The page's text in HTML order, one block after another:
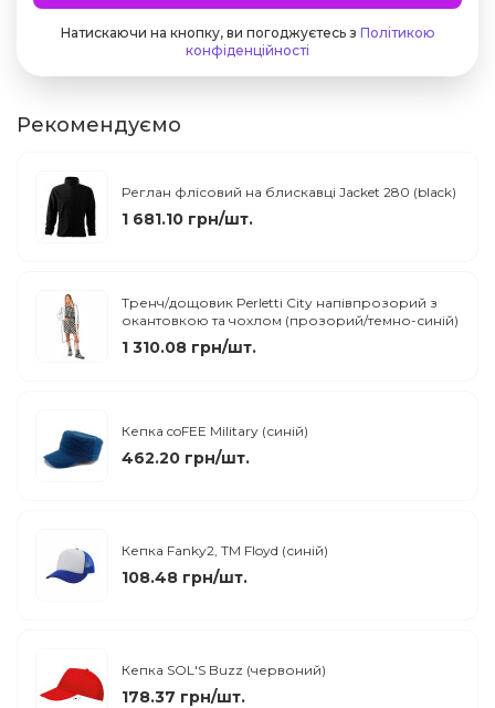
Натискаючи на кнопку, ви погоджуєтесь з Політикою
конфіденційності
Рекомендуємо
Реглан флісовий на блискавці Jacket 280 (black)
1 681.10 грн/шт.
Тренч/дощовик Perletti City напівпрозорий з
окантовкою та чохлом (прозорий/темно-синій)
1 310.08 грн/шт.
Кепка coFEE Military (синій)
462.20 грн/шт.
Кепка Fanky2, TM Floyd (синій)
108.48 грн/шт.
Кепка SOL'S Buzz (червоний)
178.37 грн/шт.